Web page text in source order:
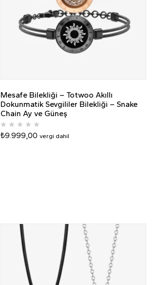
Mesafe Bilekliği – Totwoo Akıllı
Dokunmatik Sevgililer Bilekliği – Snake
Chain Ay ve Güneş
₺9.999,00 vergi dahil